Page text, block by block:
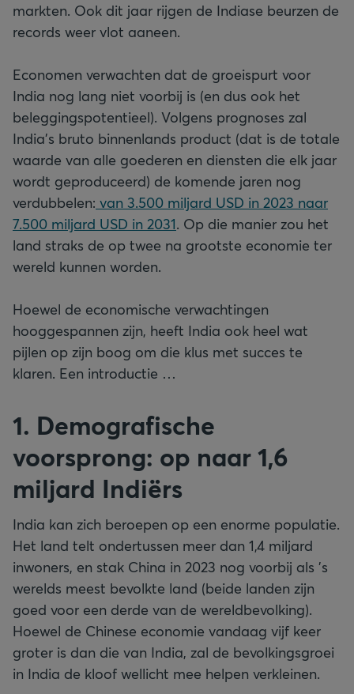
markten. Ook dit jaar rijgen de Indiase beurzen de
records weer vlot aaneen.
Economen verwachten dat de groeispurt voor
India nog lang niet voorbij is (en dus ook het
beleggingspotentieel). Volgens prognoses zal
India’s bruto binnenlands product (dat is de totale
waarde van alle goederen en diensten die elk jaar
wordt geproduceerd) de komende jaren nog
verdubbelen: van 3.500 miljard USD in 2023 naar
7.500 miljard USD in 2031. Op die manier zou het
land straks de op twee na grootste economie ter
wereld kunnen worden.
Hoewel de economische verwachtingen
hooggespannen zijn, heeft India ook heel wat
pijlen op zijn boog om die klus met succes te
klaren. Een introductie …
1. Demografische
voorsprong: op naar 1,6
miljard Indiërs
India kan zich beroepen op een enorme populatie.
Het land telt ondertussen meer dan 1,4 miljard
inwoners, en stak China in 2023 nog voorbij als ’s
werelds meest bevolkte land (beide landen zijn
goed voor een derde van de wereldbevolking).
Hoewel de Chinese economie vandaag vijf keer
groter is dan die van India, zal de bevolkingsgroei
in India de kloof wellicht mee helpen verkleinen.